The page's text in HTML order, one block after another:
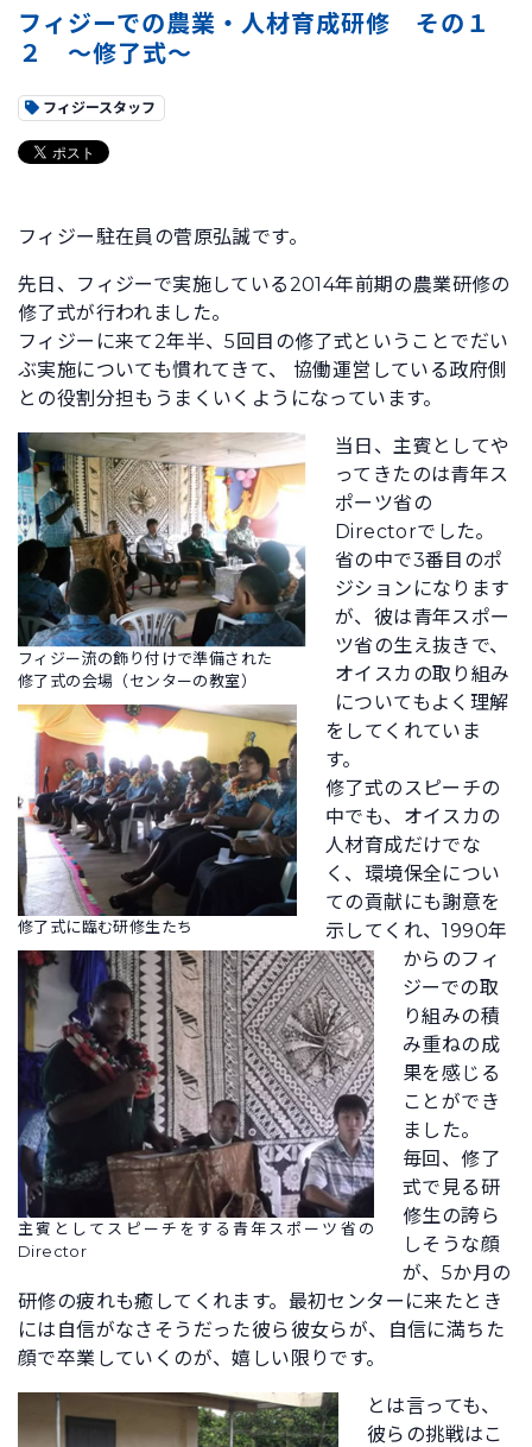
フィジーでの農業・人材育成研修 その１
２ ～修了式～
フィジースタッフ
フィジー駐在員の菅原弘誠です。
先日、フィジーで実施している2014年前期の農業研修の
修了式が行われました。
フィジーに来て2年半、5回目の修了式ということでだい
ぶ実施についても慣れてきて、 協働運営している政府側
との役割分担もうまくいくようになっています。
フィジー流の飾り付けで準備された
修了式の会場（センターの教室）
修了式に臨む研修生たち
主賓としてスピーチをする青年スポーツ省の
Director
当日、主賓としてや
ってきたのは青年ス
ポーツ省の
Directorでした。
省の中で3番目のポ
ジションになります
が、彼は青年スポー
ツ省の生え抜きで、
オイスカの取り組み
についてもよく理解
をしてくれていま
す。
修了式のスピーチの
中でも、オイスカの
人材育成だけでな
く、環境保全につい
ての貢献にも謝意を
示してくれ、1990年
からのフィ
ジーでの取
り組みの積
み重ねの成
果を感じる
ことができ
ました。
毎回、修了
式で見る研
修生の誇ら
しそうな顔
が、5か月の
研修の疲れも癒してくれます。最初センターに来たとき
には自信がなさそうだった彼ら彼女らが、自信に満ちた
顔で卒業していくのが、嬉しい限りです。
とは言っても、
彼らの挑戦はこ